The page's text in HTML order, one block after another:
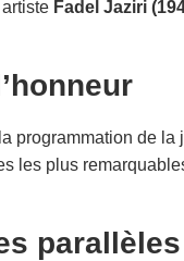
Fadel Jaziri
programmation de la
les plus
parallèles